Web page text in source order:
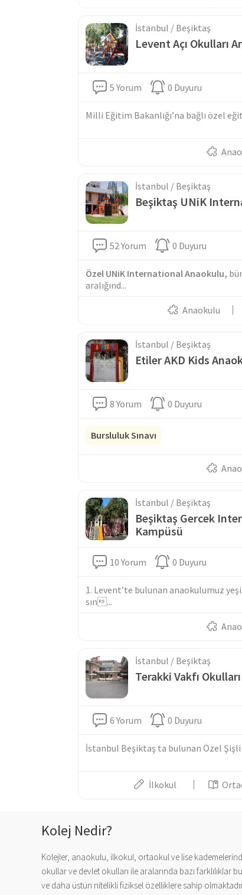
İstanbul / Beşiktaş
Levent Açı Okulları
5 Yorum 0 Duyuru
Milli Eğitim Bakanlığı’na bağlı özel
İstanbul / Beşiktaş
Beşiktaş UNiK
52 Yorum 0 Duyuru
Özel UNiK International Anaokulu,
aralığınd...
Anaokulu
İstanbul / Beşiktaş
Etiler AKD Kids
8 Yorum 0 Duyuru
Bursluluk Sınavı
İstanbul / Beşiktaş
Beşiktaş Gercek
Kampüsü
10 Yorum 0 Duyuru
1. Levent’te bulunan anaokulumuz
sın...
İstanbul / Beşiktaş
Terakki Vakfı
6 Yorum 0 Duyuru
İstanbul Beşiktaş ta bulunan Özel
İlkokul
Kolej Nedir?
Kolejler, anaokulu, ilkokul, ortaokul ve lise
okullar ve devlet okulları ile aralarında bazı
ve daha üstün nitelikli fiziksel özelliklere sahip